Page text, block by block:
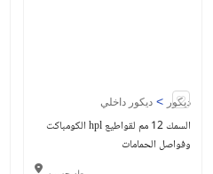
ديكور > ديكور داخلي
الكومباكت hpl السمك 12 مم لقواطيع
وفواصل الحمامات